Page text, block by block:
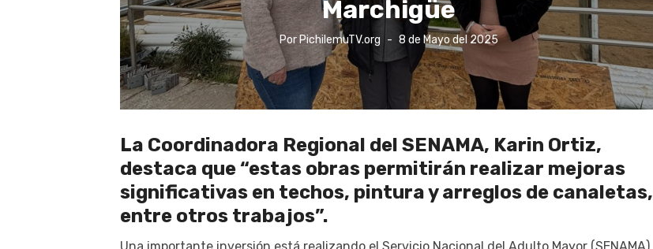
Marchigüe
Por PichilemuTV.org
Publicado
8 de Mayo del 2025
La Coordinadora Regional del SENAMA, Karin Ortiz,
destaca que “estas obras permitirán realizar mejoras
significativas en techos, pintura y arreglos de canaletas,
entre otros trabajos”.
Una importante inversión está realizando el Servicio Nacional del Adulto Mayor (SENAMA)